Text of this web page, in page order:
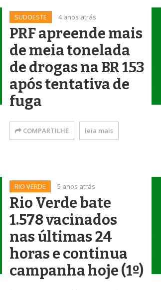
SUDOESTE 4 anos atrás
PRF apreende mais
de meia tonelada
de drogas na BR 153
após tentativa de
fuga
COMPARTILHE leia mais
RIO VERDE 5 anos atrás
Rio Verde bate
1.578 vacinados
nas últimas 24
horas e continua
campanha hoje (1º)